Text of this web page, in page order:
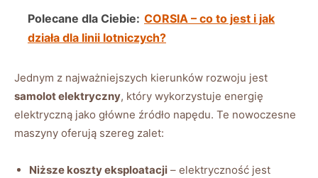
Polecane dla Ciebie: CORSIA – co to jest i jak
działa dla linii lotniczych?
Jednym z najważniejszych kierunków rozwoju jest
samolot elektryczny, który wykorzystuje energię
elektryczną jako główne źródło napędu. Te nowoczesne
maszyny oferują szereg zalet:
Niższe koszty eksploatacji – elektryczność jest